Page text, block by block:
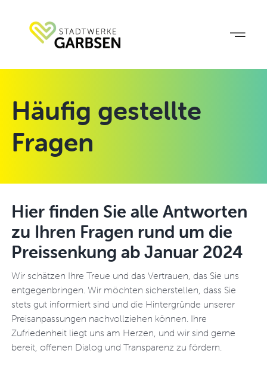
springen
Häufig gestellte
Fragen
Hier finden Sie alle Antworten
zu Ihren Fragen rund um die
Preissenkung ab Januar 2024
Wir schätzen Ihre Treue und das Vertrauen, das Sie uns
entgegenbringen. Wir möchten sicherstellen, dass Sie
stets gut informiert sind und die Hintergründe unserer
Preisanpassungen nachvollziehen können. Ihre
Zufriedenheit liegt uns am Herzen, und wir sind gerne
bereit, offenen Dialog und Transparenz zu fördern.